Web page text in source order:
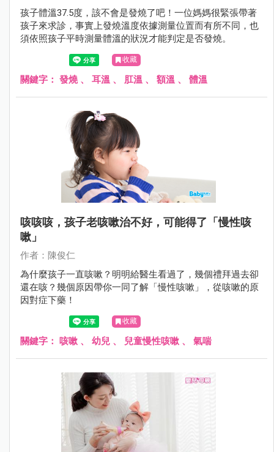
孩子體溫37.5度，該不會是發燒了吧！一位媽媽很緊張帶著
孩子來求診，事實上發燒溫度依據測量位置而有所不同，也
須依照孩子平時測量體溫的狀況才能判定是否發燒。
收藏
關鍵字： 發燒、 耳溫 、 肛溫 、 額溫 、 體溫
咳咳咳，孩子老咳嗽治不好，可能得了「慢性咳
嗽」
作者：陳俊仁
為什麼孩子一直咳嗽？明明給醫生看過了，幾個禮拜過去卻
還在咳？幾個原因帶你一同了解「慢性咳嗽」，從咳嗽的原
因對症下藥！
收藏
關鍵字： 咳嗽 、 幼兒 、 兒童慢性咳嗽 、 氣喘